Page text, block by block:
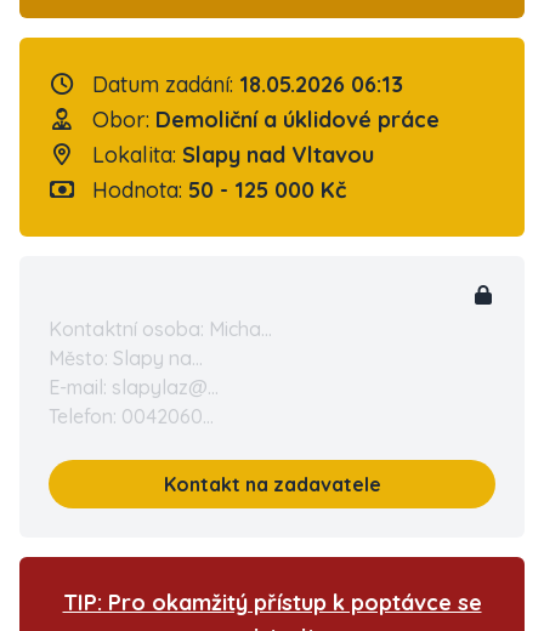
Datum zadání: 18.05.2026 06:13
Obor: Demoliční a úklidové práce
Lokalita: Slapy nad Vltavou
Hodnota: 50 - 125 000 Kč
Kontaktní osoba: Micha...
Město: Slapy na...
E-mail: slapylaz@...
Telefon: 0042060...
Kontakt na zadavatele
TIP: Pro okamžitý přístup k poptávce se